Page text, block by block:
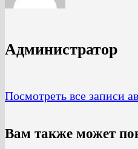
Администратор
Посмотреть все записи
Вам также может